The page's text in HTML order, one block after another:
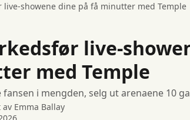
showene dine på få minutter med Temple
live-
med Temple
fansen i mengden, selg ut arenaene 10
av Emma Ballay